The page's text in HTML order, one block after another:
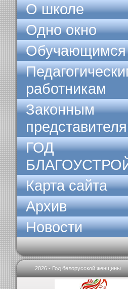
О школе
Одно окно
Обучающимся
работникам
Законным
ГОД
Карта сайта
Архив
Новости
2026 - Год белорусской женщины